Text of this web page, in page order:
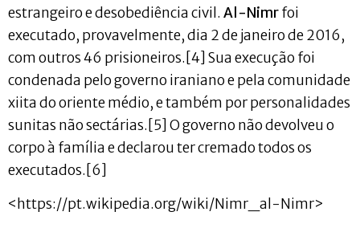
estrangeiro e desobediência civil. Al-Nimrfoi
executado, provavelmente, dia 2 de janeiro de 2016,
com outros 46 prisioneiros.[4] Sua execução foi
condenada pelo governo iraniano e pela comunidade
xiita do oriente médio, e também por personalidades
sunitas não sectárias.[5] O governo não devolveu o
corpo à família e declarou ter cremado todos os
executados.[6]
<https://pt.wikipedia.org/wiki/Nimr_al-Nimr>